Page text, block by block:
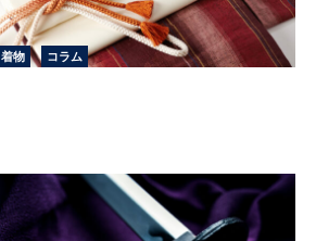
着物 コラム